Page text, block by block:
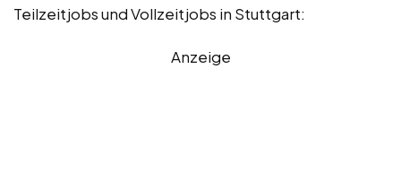
Teilzeitjobs und Vollzeitjobs in Stuttgart:
Anzeige